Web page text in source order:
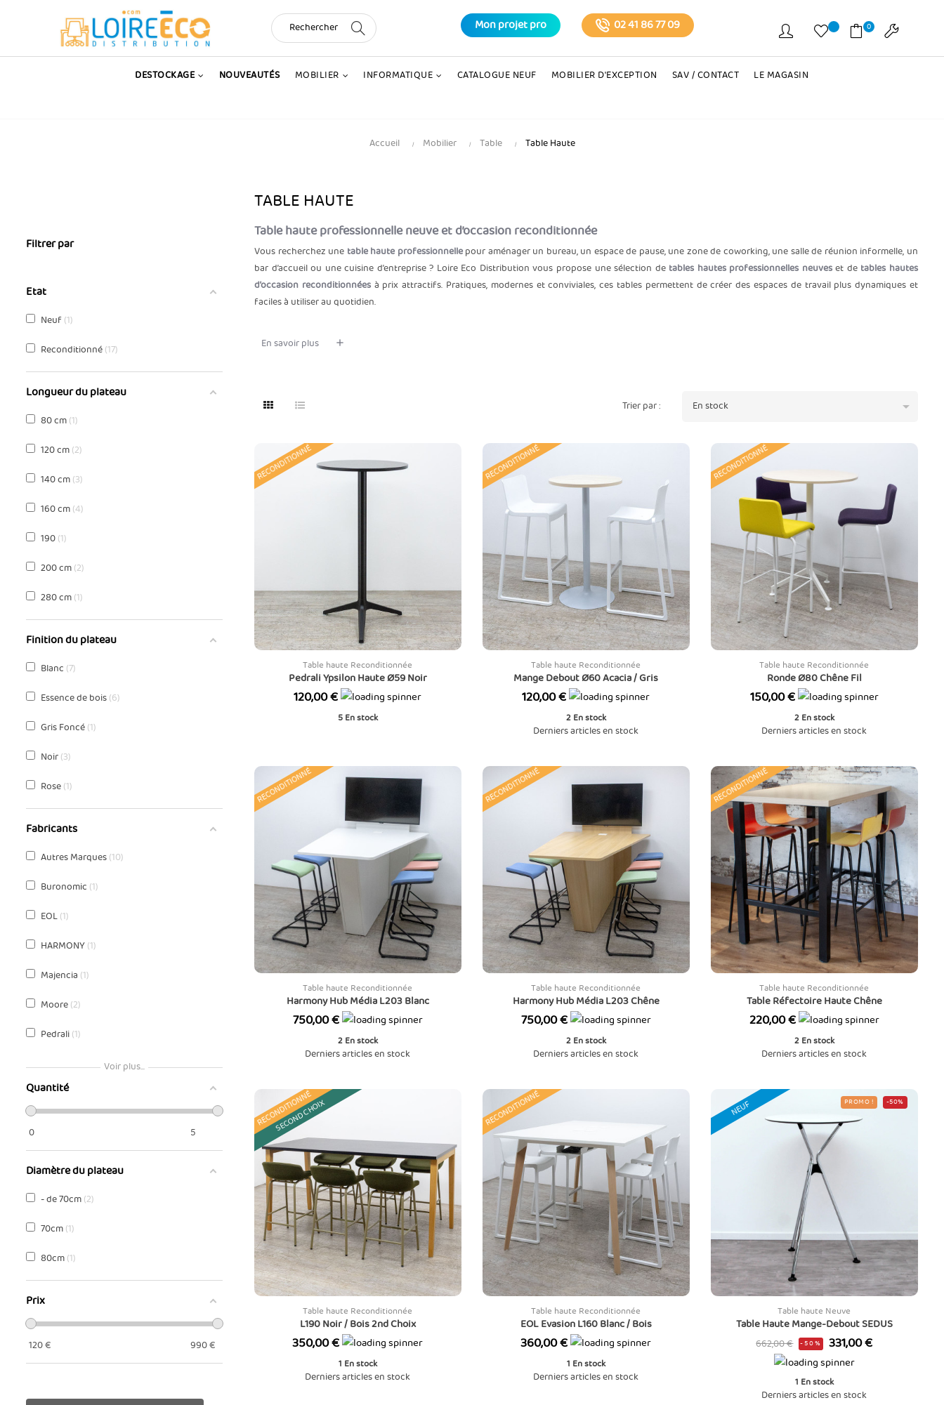
Mon projet pro 02 41 86 77 09 0
DESTOCKAGE NOUVEAUTÉS MOBILIER INFORMATIQUE CATALOGUE NEUF MOBILIER D'EXCEPTION SAV / CONTACT LE MAGASIN
Accueil Mobilier Table Table Haute
Filtrer par
Etat
Neuf 1
Reconditionné 17
Longueur du plateau
80 cm 1
120 cm 2
140 cm 3
160 cm 4
190 1
200 cm 2
280 cm 1
Finition du plateau
Blanc 7
Essence de bois 6
Gris Foncé 1
Noir 3
Rose 1
Fabricants
Autres Marques 10
Buronomic 1
EOL 1
HARMONY 1
Majencia 1
Moore 2
Pedrali 1
Sedus 1 Voir plus...
Quantité
0 5
Diamètre du plateau
- de 70cm 2
70cm 1
80cm 1
Prix
120€ 990€
TABLE HAUTE
Table haute professionnelle neuve et d’occasion reconditionnée
Vous recherchez une table haute professionnellepour aménager un bureau, un espace de pause, une zone de coworking, une salle de réunion informelle, un
bar d’accueil ou une cuisine d’entreprise ? Loire Eco Distribution vous propose une sélection de tables hautes professionnelles neuveset de tables hautes
d’occasion reconditionnéesà prix attractifs. Pratiques, modernes et conviviales, ces tables permettent de créer des espaces de travail plus dynamiques et
faciles à utiliser au quotidien.
En savoir plus
Trier par : En stock 
RECONDITIONNÉ
Table haute Reconditionnée
Pedrali Ypsilon Haute Ø59 Noir
Prix
120,00 €
5 En stock
RECONDITIONNÉ
Table haute Reconditionnée
Mange Debout Ø60 Acacia / Gris
Prix
120,00 €
2 En stock
Derniers articles en stock
RECONDITIONNÉ
Table haute Reconditionnée
Ronde Ø80 Chêne Fil
Prix
150,00 €
2 En stock
Derniers articles en stock
RECONDITIONNÉ
Table haute Reconditionnée
Harmony Hub Média L203 Blanc
Prix
750,00 €
2 En stock
Derniers articles en stock
RECONDITIONNÉ
Table haute Reconditionnée
Harmony Hub Média L203 Chêne
Prix
750,00 €
2 En stock
Derniers articles en stock
RECONDITIONNÉ
Table haute Reconditionnée
Table Réfectoire Haute Chêne
Prix
220,00 €
2 En stock
Derniers articles en stock
RECONDITIONNÉ
SECOND CHOIX
Table haute Reconditionnée
L190 Noir / Bois 2nd Choix
Prix
350,00 €
1 En stock
Derniers articles en stock
RECONDITIONNÉ
Table haute Reconditionnée
EOL Evasion L160 Blanc / Bois
Prix
360,00 €
1 En stock
Derniers articles en stock
NEUF PROMO ! -50%
Table haute Neuve
Table Haute Mange-Debout SEDUS
Prix
662,00 € -50% Prix
331,00 €
1 En stock
Derniers articles en stock